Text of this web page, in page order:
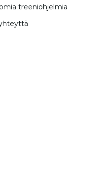
treeniohjelmia